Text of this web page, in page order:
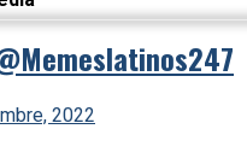
2022